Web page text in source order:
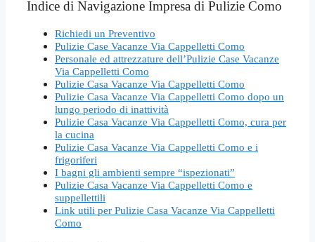
Indice di Navigazione Impresa di Pulizie Como
Richiedi un Preventivo
Pulizie Case Vacanze Via Cappelletti Como
Personale ed attrezzature dell’Pulizie Case Vacanze
Via Cappelletti Como
Pulizie Casa Vacanze Via Cappelletti Como
Pulizie Casa Vacanze Via Cappelletti Como dopo un
lungo periodo di inattività
Pulizie Casa Vacanze Via Cappelletti Como, cura per
la cucina
Pulizie Casa Vacanze Via Cappelletti Como e i
frigoriferi
I bagni gli ambienti sempre “ispezionati”
Pulizie Casa Vacanze Via Cappelletti Como e
suppellettili
Link utili per Pulizie Casa Vacanze Via Cappelletti
Como